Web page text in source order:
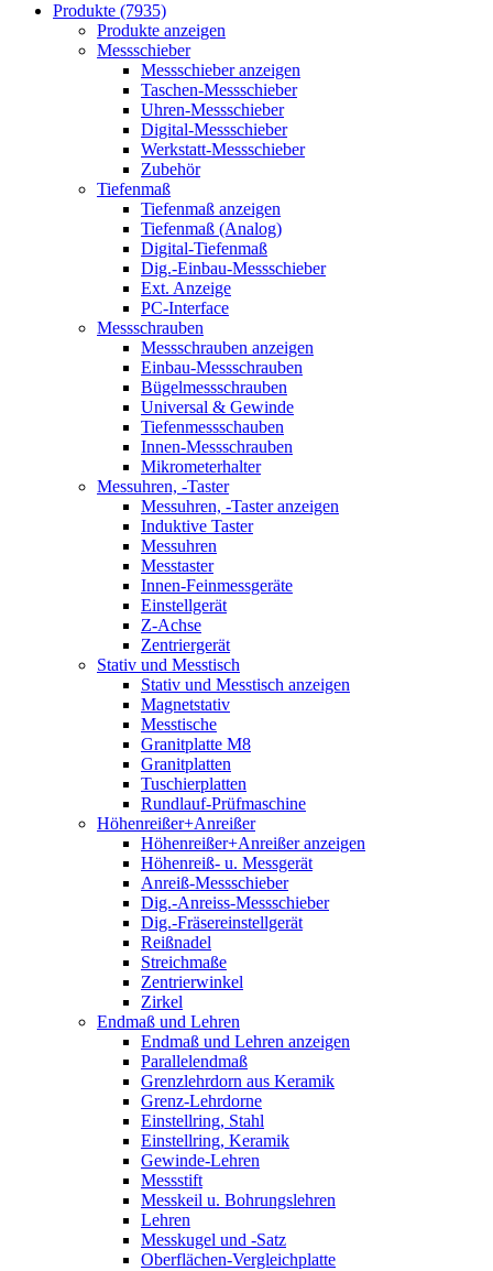
Produkte (7935)
Produkte anzeigen
Messschieber
Messschieber anzeigen
Taschen-Messschieber
Uhren-Messschieber
Digital-Messschieber
Werkstatt-Messschieber
Zubehör
Tiefenmaß
Tiefenmaß anzeigen
Tiefenmaß (Analog)
Digital-Tiefenmaß
Dig.-Einbau-Messschieber
Ext. Anzeige
PC-Interface
Messschrauben
Messschrauben anzeigen
Einbau-Messschrauben
Bügelmessschrauben
Universal & Gewinde
Tiefenmessschauben
Innen-Messschrauben
Mikrometerhalter
Messuhren, -Taster
Messuhren, -Taster anzeigen
Induktive Taster
Messuhren
Messtaster
Innen-Feinmessgeräte
Einstellgerät
Z-Achse
Zentriergerät
Stativ und Messtisch
Stativ und Messtisch anzeigen
Magnetstativ
Messtische
Granitplatte M8
Granitplatten
Tuschierplatten
Rundlauf-Prüfmaschine
Höhenreißer+Anreißer
Höhenreißer+Anreißer anzeigen
Höhenreiß- u. Messgerät
Anreiß-Messschieber
Dig.-Anreiss-Messschieber
Dig.-Fräsereinstellgerät
Reißnadel
Streichmaße
Zentrierwinkel
Zirkel
Endmaß und Lehren
Endmaß und Lehren anzeigen
Parallelendmaß
Grenzlehrdorn aus Keramik
Grenz-Lehrdorne
Einstellring, Stahl
Einstellring, Keramik
Gewinde-Lehren
Messstift
Messkeil u. Bohrungslehren
Lehren
Messkugel und -Satz
Oberflächen-Vergleichplatte